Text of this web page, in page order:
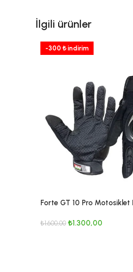
İlgili ürünler
-300 ₺ indirim
Forte GT 10 Pro Motosiklet
Eldiven
₺1.600,00 ₺1.300,00